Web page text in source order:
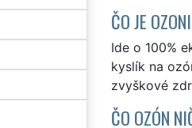
ČO JE
Ide o 100%
kyslík na
zvyškové
ČO OZÓN